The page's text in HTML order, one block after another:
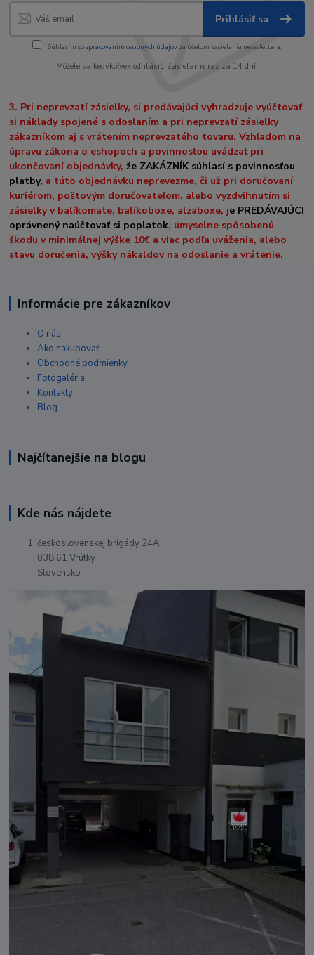
Prihlásiť sa
Súhlasím sospracovaním osobných údajov za účelom zasielania newslettera.
Môžete sa kedykoľvek odhlásiť. Zasielame raz za 14 dní.
3. Pri neprevzatí zásielky, si predávajúci vyhradzuje vyúčtovať
si náklady spojené s odoslaním a pri neprevzatí zásielky
zákazníkom aj s vrátením neprevzatého tovaru. Vzhľadom na
úpravu zákona o eshopoch a povinnosťou uvádzať pri
ukončovaní objednávky,že ZAKÁZNÍK súhlasí s povinnosťou
platby, a túto objednávku neprevezme, či už pri doručovaní
kuriérom, poštovým doručovateľom, alebo vyzdvihnutím si
zásielky v balíkomate, balíkoboxe, alzaboxe, je PREDÁVAJÚCI
oprávnený naúčtovať si poplatok, úmyselne spôsobenú
škodu v minimálnej výške 10€ a viac podľa uváženia, alebo
stavu doručenia, výšky nákaldov na odoslanie a vrátenie.
Informácie pre zákazníkov
O nás
Ako nakupovať
Obchodné podmienky
Fotogaléria
Kontakty
Blog
Najčítanejšie na blogu
Kde nás nájdete
československej brigády 24A
038 61 Vrútky
Slovensko